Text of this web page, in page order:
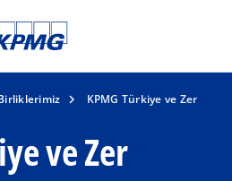
KPMG Türkiye ve Zer
ve Zer